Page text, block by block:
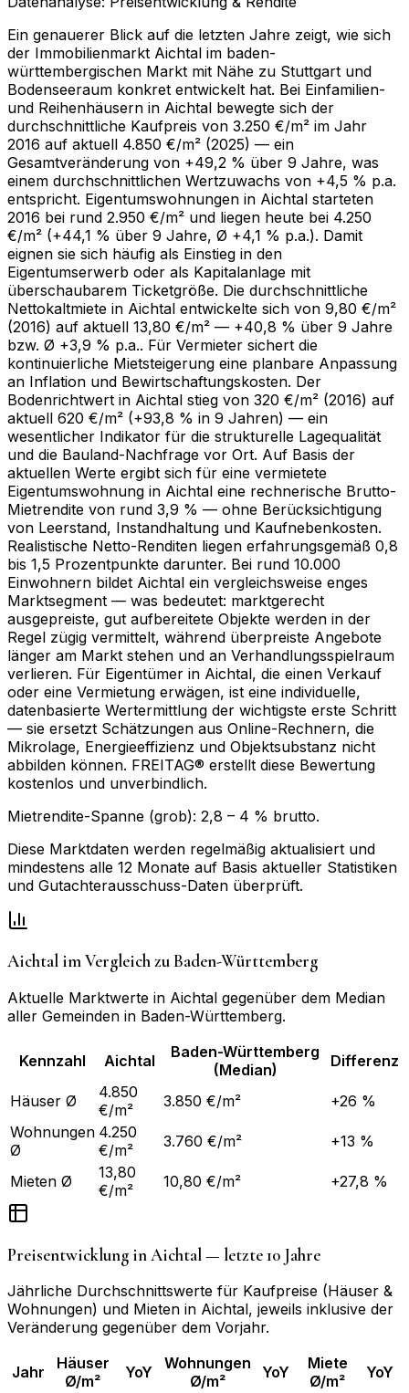
Ein genauerer Blick auf die letzten Jahre zeigt, wie sich
der Immobilienmarkt Aichtal im baden-
württembergischen Markt mit Nähe zu Stuttgart und
Bodenseeraum konkret entwickelt hat. Bei Einfamilien-
und Reihenhäusern in Aichtal bewegte sich der
durchschnittliche Kaufpreis von 3.250 €/m² im Jahr
2016 auf aktuell 4.850 €/m² (2025) — ein
Gesamtveränderung von +49,2 % über 9 Jahre, was
einem durchschnittlichen Wertzuwachs von +4,5 % p.a.
entspricht. Eigentumswohnungen in Aichtal starteten
2016 bei rund 2.950 €/m² und liegen heute bei 4.250
€/m² (+44,1 % über 9 Jahre, Ø +4,1 % p.a.). Damit
eignen sie sich häufig als Einstieg in den
Eigentumserwerb oder als Kapitalanlage mit
überschaubarem Ticketgröße. Die durchschnittliche
Nettokaltmiete in Aichtal entwickelte sich von 9,80 €/m²
(2016) auf aktuell 13,80 €/m² — +40,8 % über 9 Jahre
bzw. Ø +3,9 % p.a.. Für Vermieter sichert die
kontinuierliche Mietsteigerung eine planbare Anpassung
an Inflation und Bewirtschaftungskosten. Der
Bodenrichtwert in Aichtal stieg von 320 €/m² (2016) auf
aktuell 620 €/m² (+93,8 % in 9 Jahren) — ein
wesentlicher Indikator für die strukturelle Lagequalität
und die Bauland-Nachfrage vor Ort. Auf Basis der
aktuellen Werte ergibt sich für eine vermietete
Eigentumswohnung in Aichtal eine rechnerische Brutto-
Mietrendite von rund 3,9 % — ohne Berücksichtigung
von Leerstand, Instandhaltung und Kaufnebenkosten.
Realistische Netto-Renditen liegen erfahrungsgemäß 0,8
bis 1,5 Prozentpunkte darunter. Bei rund 10.000
Einwohnern bildet Aichtal ein vergleichsweise enges
Marktsegment — was bedeutet: marktgerecht
ausgepreiste, gut aufbereitete Objekte werden in der
Regel zügig vermittelt, während überpreiste Angebote
länger am Markt stehen und an Verhandlungsspielraum
verlieren. Für Eigentümer in Aichtal, die einen Verkauf
oder eine Vermietung erwägen, ist eine individuelle,
datenbasierte Wertermittlung der wichtigste erste Schritt
— sie ersetzt Schätzungen aus Online-Rechnern, die
Mikrolage, Energieeffizienz und Objektsubstanz nicht
abbilden können. FREITAG® erstellt diese Bewertung
kostenlos und unverbindlich.
Mietrendite-Spanne (grob): 2,8 – 4 % brutto.
Diese Marktdaten werden regelmäßig aktualisiert und
mindestens alle 12 Monate auf Basis aktueller Statistiken
und Gutachterausschuss-Daten überprüft.
Aichtal im Vergleich zuBaden-Württemberg
Aktuelle Marktwerte in Aichtal gegenüber dem Median
aller Gemeinden in Baden-Württemberg.
Kennzahl Aichtal
Baden-Württemberg
(Median)
Differenz
Häuser Ø
4.850
€/m²
3.850 €/m²
+26 %
Wohnungen
Ø
4.250
€/m²
3.760 €/m² +13 %
Mieten Ø
13,80
€/m²
10,80 €/m² +27,8 %
Preisentwicklung inAichtal— letzte 10 Jahre
Jährliche Durchschnittswerte für Kaufpreise (Häuser &
Wohnungen) und Mieten in Aichtal, jeweils inklusive der
Veränderung gegenüber dem Vorjahr.
Jahr
Häuser
Ø/m²
YoY
Wohnungen
Ø/m²
YoY
Miete
Ø/m²
YoY